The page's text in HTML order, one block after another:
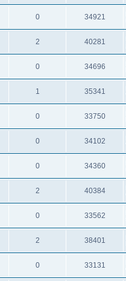
0 34921
2 40281
0 34696
1 35341
0 33750
0 34102
0 34360
2 40384
0 33562
2 38401
0 33131